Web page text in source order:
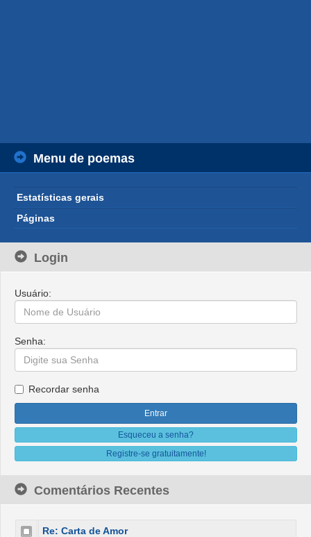
Menu de poemas
Estatísticas gerais
Páginas
Login
Usuário:
Senha:
Recordar senha
Esqueceu a senha?
Registre-se gratuitamente!
Comentários Recentes
Re: Carta de Amor